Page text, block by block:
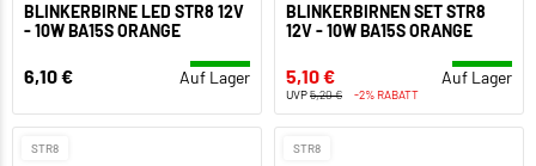
BLINKERBIRNE LED STR8 12V
- 10W BA15S ORANGE
6,10 € Auf Lager
BLINKERBIRNEN SET STR8
12V - 10W BA15S ORANGE
5,10 € Auf Lager
UVP5,20 € -2% RABATT
STR8 STR8